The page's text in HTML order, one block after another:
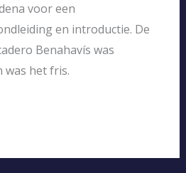
voor een
en introductie. De
Benahavís was
het fris.